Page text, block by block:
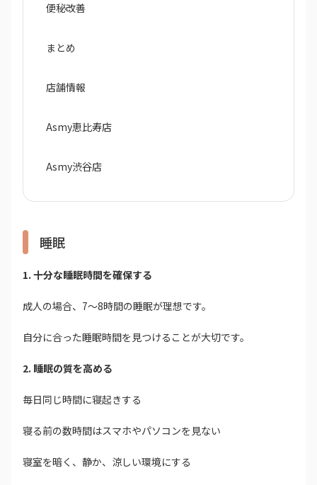
便秘改善
まとめ
店舗情報
Asmy恵比寿店
Asmy渋谷店
睡眠
1. 十分な睡眠時間を確保する
成人の場合、7～8時間の睡眠が理想です。
自分に合った睡眠時間を見つけることが大切です。
2. 睡眠の質を高める
毎日同じ時間に寝起きする
寝る前の数時間はスマホやパソコンを見ない
寝室を暗く、静か、涼しい環境にする